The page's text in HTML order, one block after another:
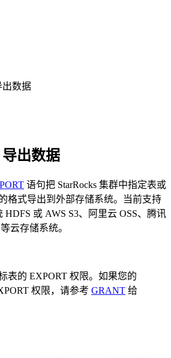
出数据
出数据
语句把 StarRocks 集群中指定表或
格式导出到外部存储系统。当前支持
或 AWS S3、阿里云 OSS、腾讯
云存储系统。
表的 EXPORT 权限。如果您的
权限，请参考 GRANT 给